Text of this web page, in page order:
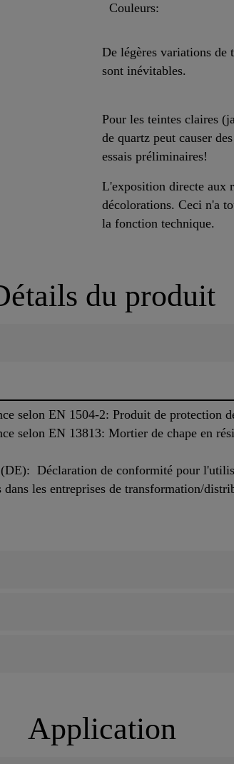
Couleurs:
De légères variations de
sont inévitables.
Pour les teintes claires
de quartz peut causer
essais préliminaires!
L'exposition directe aux
décolorations. Ceci n'a
la fonction technique.
du produit
selon EN 1504-2: Produit de protection
selon EN 13813: Mortier de chape en
Déclaration de conformité pour
les entreprises de transformation/
Application